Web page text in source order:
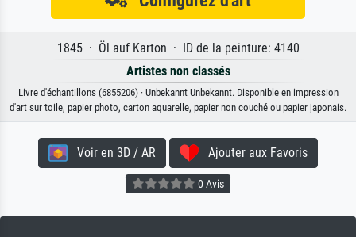
1845 · Öl auf Karton · ID de la peinture: 4140
Artistes non classés
Livre d'échantillons (6855206) · Unbekannt Unbekannt. Disponible en impression
d'art sur toile, papier photo, carton aquarelle, papier non couché ou papier japonais.
Voir en 3D / AR Ajouter aux Favoris
0 Avis